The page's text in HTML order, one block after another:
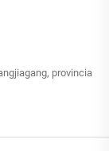
provincia